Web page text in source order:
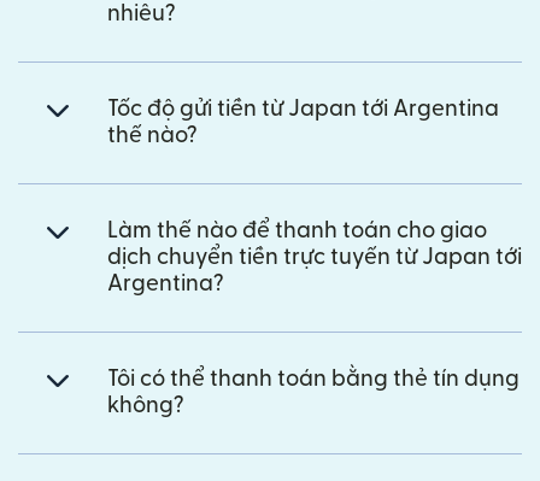
nhiêu?
Tốc độ gửi tiền từ Japan tới Argentina
thế nào?
Làm thế nào để thanh toán cho giao
dịch chuyển tiền trực tuyến từ Japan tới
Argentina?
Tôi có thể thanh toán bằng thẻ tín dụng
không?